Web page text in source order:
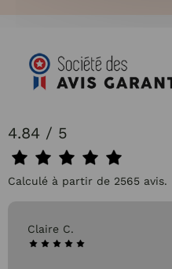
4.84 / 5
Calculé à partir de 2565 avis.
Claire C.